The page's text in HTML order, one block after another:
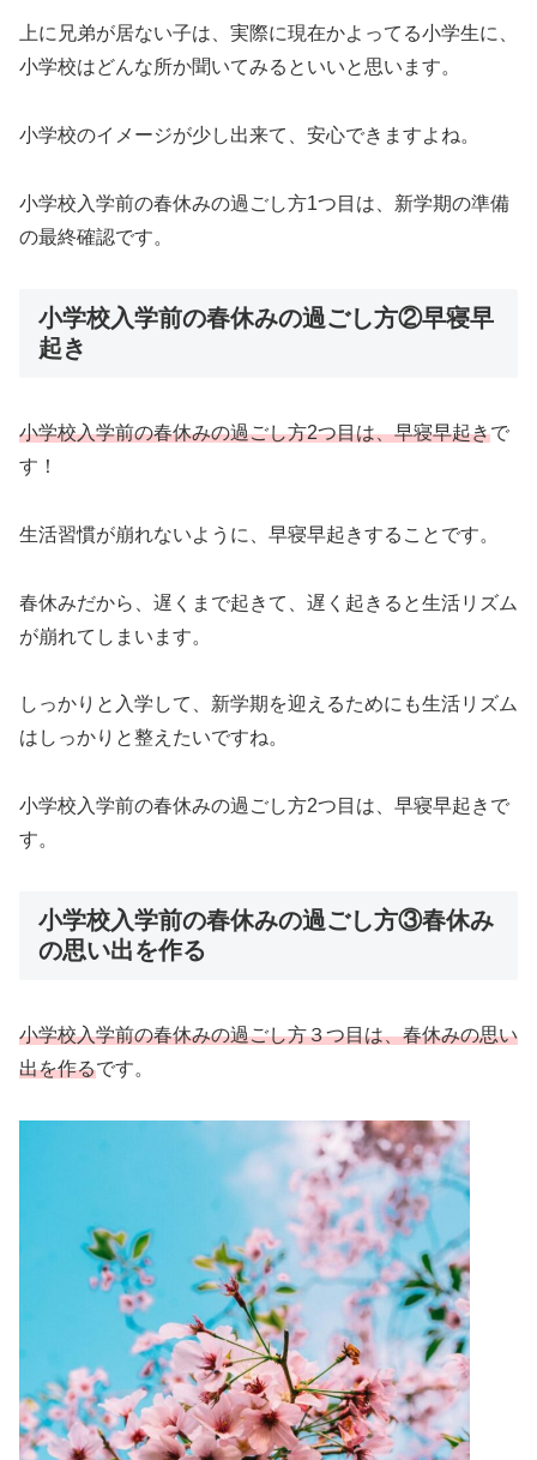
上に兄弟が居ない子は、実際に現在かよってる小学生に、
小学校はどんな所か聞いてみるといいと思います。
小学校のイメージが少し出来て、安心できますよね。
小学校入学前の春休みの過ごし方1つ目は、新学期の準備
の最終確認です。
小学校入学前の春休みの過ごし方②早寝早
起き
小学校入学前の春休みの過ごし方2つ目は、早寝早起きで
す！
生活習慣が崩れないように、早寝早起きすることです。
春休みだから、遅くまで起きて、遅く起きると生活リズム
が崩れてしまいます。
しっかりと入学して、新学期を迎えるためにも生活リズム
はしっかりと整えたいですね。
小学校入学前の春休みの過ごし方2つ目は、早寝早起きで
す。
小学校入学前の春休みの過ごし方③春休み
の思い出を作る
小学校入学前の春休みの過ごし方３つ目は、春休みの思い
出を作るです。